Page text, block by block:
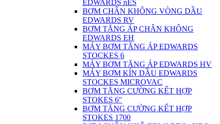
EDWARDS nES
BƠM CHÂN KHÔNG VÒNG DẦU
EDWARDS RV
BƠM TĂNG ÁP CHÂN KHÔNG
EDWARDS EH
MÁY BƠM TĂNG ÁP EDWARDS
STOCKES 6
MÁY BƠM TĂNG ÁP EDWARDS HV
MÁY BƠM KÍN DẦU EDWARDS
STOCKES MICROVAC
BƠM TĂNG CƯỜNG KẾT HỢP
STOKES 6"
BƠM TĂNG CƯỜNG KẾT HỢP
STOKES 1700